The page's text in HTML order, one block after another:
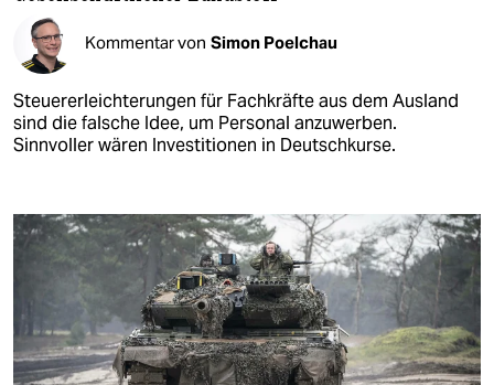
Kommentar von Simon Poelchau
Steuererleichterungen für Fachkräfte aus dem Ausland
sind die falsche Idee, um Personal anzuwerben.
Sinnvoller wären Investitionen in Deutschkurse.